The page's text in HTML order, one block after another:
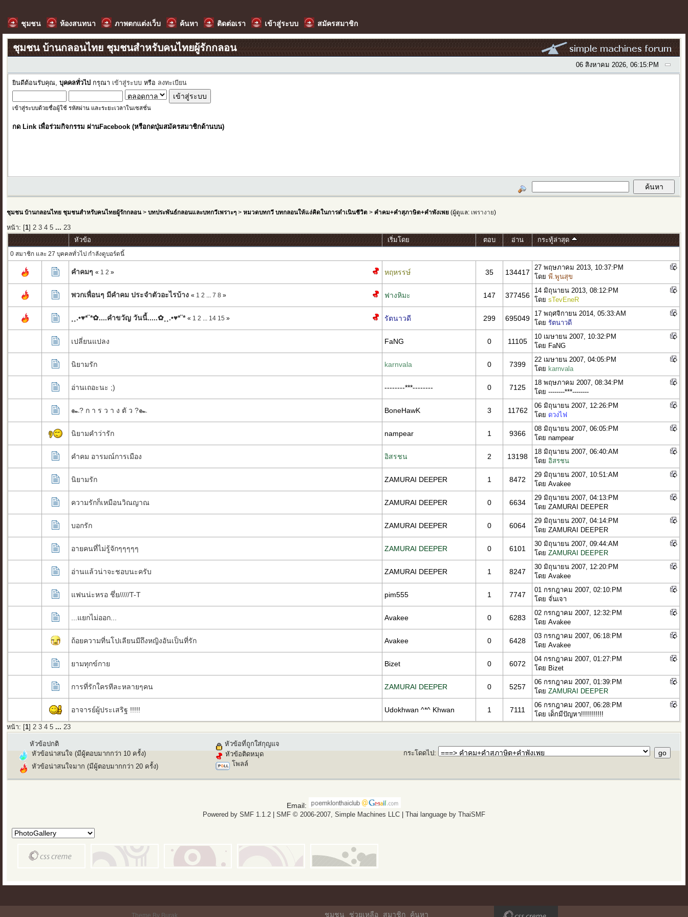
ชุมชน ห้องสนทนา ภาพตกแต่งเว็บ ค้นหา ติดต่อเรา เข้าสู่ระบบ สมัครสมาชิก
ชุมชน บ้านกลอนไทย ชุมชนสำหรับคนไทยผู้รักกลอน
06 สิงหาคม 2026, 06:15:PM
ยินดีต้อนรับคุณ,บุคคลทั่วไป กรุณา เข้าสู่ระบบ หรือ ลงทะเบียน
เข้าสู่ระบบด้วยชื่อผู้ใช้ รหัสผ่าน และระยะเวลาในเซสชั่น
กด Link เพื่อร่วมกิจกรรม ผ่านFacebook (หรือกดปุ่มสมัครสมาชิกด้านบน)
ชุมชน บ้านกลอนไทย ชุมชนสำหรับคนไทยผู้รักกลอน >บทประพันธ์กลอนและบทกวีเพราะๆ >หมวดบทกวี บทกลอนให้แง่คิดในการดำเนินชีวิต > คำคม+คำสุภาษิต+คำพังเพย (ผู้ดูแล: เพรางาย)
หน้า: [1 ]2 3 4 5 ...23
หัวข้อ เริ่มโดย ตอบ อ่าน กระทู้ล่าสุด
0 สมาชิก และ 27 บุคคลทั่วไป กำลังดูบอร์ดนี้
คำคมๆ « 1 2 » หฤหรรษ์ 35 134417
27 พฤษภาคม 2013, 10:37:PM
โดยพี.พูนสุข
พวกเพื่อนๆ มีคำคม ประจำตัวอะไรบ้าง « 1 2 ...7 8 » ฟางหิมะ 147 377456
14 มิถุนายน 2013, 08:12:PM
โดยsTevEneR
¸¸.•♥*¨*✿....คำขวัญ วันนี้.....✿¸¸.•♥*¨* « 1 2 14 15 » รัตนาวดี 299 695049
17 พฤศจิกายน 2014, 05:33:AM
โดยรัตนาวดี
เปลี่ยนแปลง FaNG 0 11105
10 เมษายน 2007, 10:32:PM
โดย FaNG
นิยามรัก karnvala 0 7399
22 เมษายน 2007, 04:05:PM
โดย karnvala
อ่านเถอะนะ ;) --------***-------- 0 7125
18 พฤษภาคม 2007, 08:34:PM
โดย --------***--------
๛? ก า ร ว า ง ตั ว ?๛ BoneHawK 3 11762
06 มิถุนายน 2007, 12:26:PM
โดย ดวงไฟ
นิยามคำว่ารัก nampear 1 9366
08 มิถุนายน 2007, 06:05:PM
โดย nampear
คำคม อารมณ์การเมือง อิสรชน 2 13198
18 มิถุนายน 2007, 06:40:AM
โดย อิสรชน
นิยามรัก ZAMURAI DEEPER 1 8472
29 มิถุนายน 2007, 10:51:AM
โดย Avakee
ความรักก็เหมือนวิณญาณ ZAMURAI DEEPER 0 6634
29 มิถุนายน 2007, 04:13:PM
โดย ZAMURAI DEEPER
บอกรัก ZAMURAI DEEPER 0 6064
29 มิถุนายน 2007, 04:14:PM
โดย ZAMURAI DEEPER
อายคนที่ไม่รู้จักๆๆๆๆๆ ZAMURAI DEEPER 0 6101
30 มิถุนายน 2007, 09:44:AM
โดยZAMURAI DEEPER
อ่านแล้วน่าจะชอบนะครับ ZAMURAI DEEPER 1 8247
30 มิถุนายน 2007, 12:20:PM
โดย Avakee
แฟนน่ะหรอ ชึ่ย/////T-T pim555 1 7747
01 กรกฎาคม 2007, 02:10:PM
โดย จั่นเจา
...แยกไม่ออก... Avakee 0 6283
02 กรกฎาคม 2007, 12:32:PM
โดย Avakee
ถ้อยความที่นโปเลียนมีถึงหญิงอันเป็นที่รัก Avakee 0 6428
03 กรกฎาคม 2007, 06:18:PM
โดย Avakee
ยามทุกข์กาย Bizet 0 6072
04 กรกฎาคม 2007, 01:27:PM
โดย Bizet
การที่รักใครทีละหลายๆคน ZAMURAI DEEPER 0 5257
06 กรกฎาคม 2007, 01:39:PM
โดยZAMURAI DEEPER
อาจารย์ผู้ประเสริฐ !!!!! Udokhwan ^*^ Khwan 1 7111
06 กรกฎาคม 2007, 06:28:PM
โดย เด็กมีปัญหา!!!!!!!!!!!
หน้า: [1 ]2 3 4 5 ...23
หัวข้อปกติ
หัวข้อน่าสนใจ (มีผู้ตอบมากกว่า 10 ครั้ง)
หัวข้อน่าสนใจมาก (มีผู้ตอบมากกว่า 20 ครั้ง)
หัวข้อที่ถูกใส่กุญแจ
หัวข้อติดหมุด
โพลล์
กระโดดไป:
Email:
Powered by SMF 1.1.2| SMF © 2006-2007, Simple Machines LLC| Thai language by ThaiSMF
Theme By Burak ชุมชน ช่วยเหลือ สมาชิก ค้นหา